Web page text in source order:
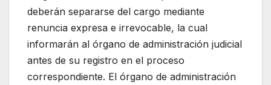
deberán separarse del cargo mediante
renuncia expresa e irrevocable, la cual
informarán al órgano de administración judicial
antes de su registro en el proceso
correspondiente. El órgano de administración